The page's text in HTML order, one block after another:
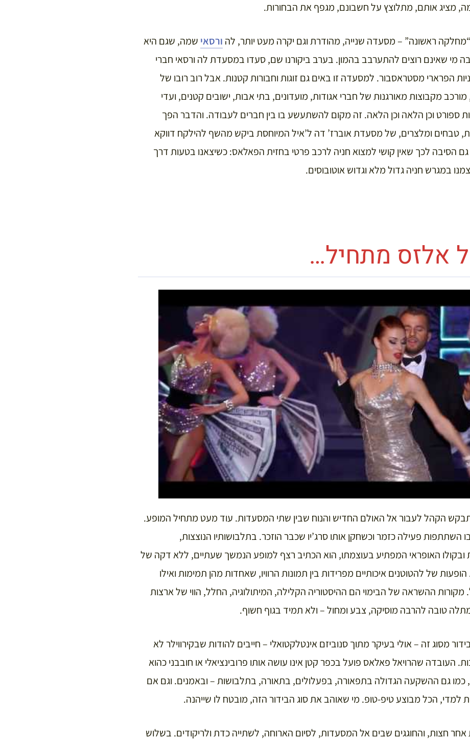
מציג אותם, מתלוצץ על חשבונם, מגפף את הבחורות.
ראשונה” – מסעדה שנייה, מהודרת וגם יקרה מעט יותר, לה ורסאי שמה, שגם היא
בה מי שאינם רוצים להתערבב בהמון. בערב ביקורנו שם, סעדו במסעדת לה ורסאי חברי
הפרארי מסטראסבור. למסעדה זו באים גם זוגות וחבורות קטנות. אבל רוב רובו של
מקבוצות מאורגנות של חברי אגודות, מועדונים, בתי אבות, ישובים קטנים, ועדי
ספורט וכן הלאה וכן הלאה. זה מקום להשתעשע בו בין חברים לעבודה. והדבר הפך
טבחים ומלצרים, של מסעדת אוברז’ דה ל’איל המיוחסת ביקש מהשף להילקח דווקא
הסיבה לכך שאין קושי למצוא חניה לרכב פרטי בחזית הפאלאס: כשיצאנו בטעות דרך
במגרש חניה גדול מלא וגדוש אוטובוסים.
אלזס מתחיל…
הקהל לעבור אל האולם החדיש והנוח שבין שתי המסעדות. עוד מעט מתחיל המופע.
השתתפות פעילה כזמר וכשחקן אותו סרג’יו שכבר הוזכר. בתלבושותיו הנוצצות,
ובקולו האופראי המפתיע בעוצמתו, הוא הכתיב רצף למופע הנמשך שעתיים, ללא דקה של
של להטוטנים איכותיים מפרידות בין תמונות הרוויו, שאחדות מהן תמימות ואילו
מקורות ההשראה של הבימוי הם ההיסטוריה הקלילה, המיתולוגיה, החלל, הווי של ארצות
טובה להרבה מוסיקה, צבע ומחול – ולא תמיד בגוף חשוף.
מסוג זה – אולי בעיקר מתוך סנוביזם אינטלקטואלי – חייבים להודות שבקירווילר לא
העובדה שהרויאל פאלאס פועל בכפר קטן אינו עושה אותו פרובינציאלי או חובבני כהוא
כמו גם ההשקעה הגדולה בתפאורה, בפעלולים, בתאורה, בתלבושות – ובאמנים. וגם אם
למדי, הכל מבוצע טיפ-טופ. מי שאוהב את סוג הבידור הזה, מובטח לו שייהנה.
חצות, והחוגגים שבים אל המסעדות, לסיום הארוחה, לשתייה כדת ולריקודים. בשלוש